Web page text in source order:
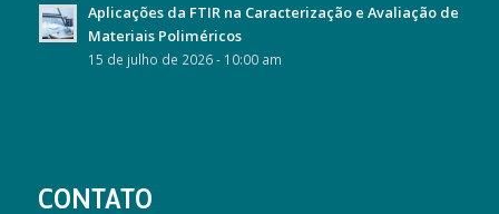
Aplicações da FTIR na Caracterização e Avaliação de
Materiais Poliméricos
15 de julho de 2026 - 10:00 am
CONTATO